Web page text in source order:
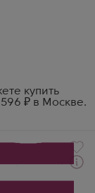
купить
₽ в Москве.